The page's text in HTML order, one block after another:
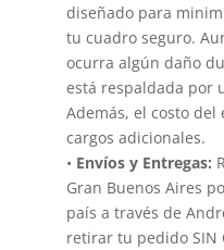
diseñado para
tu cuadro seguro.
ocurra algún daño
está respaldada por
Además, el costo
cargos adicionales.
• Envíos y Entregas:
Gran Buenos Aires
país a través de
retirar tu pedido SIN